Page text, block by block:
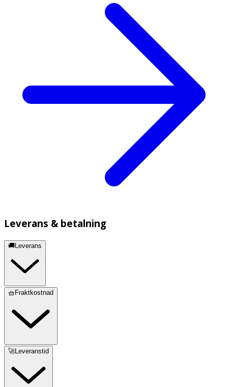
Leverans & betalning
🚚Leverans
🧺Fraktkostnad
🚀Leveranstid